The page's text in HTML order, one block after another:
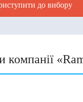
до вибору
компанії